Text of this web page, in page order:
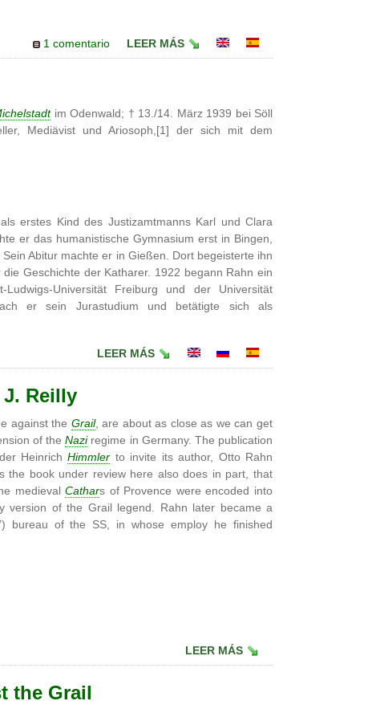
1 comentario LEER MÁS
im Odenwald; † 13./14. März 1939 bei Söll
Mediävist und Ariosoph,[1] der sich mit dem
erstes Kind des Justizamtmanns Karl und Clara
er das humanistische Gymnasium erst in Bingen,
Abitur machte er in Gießen. Dort begeisterte ihn
Geschichte der Katharer. 1922 begann Rahn ein
Universität Freiburg und der Universität
er sein Jurastudium und betätigte sich als
LEER MÁS
J. Reilly
against the Grail, are about as close as we can get
of theNaziregime in Germany. The publication
HeinrichHimmler to invite its author, Otto Rahn
the book under review here also does in part, that
medievalCathars of Provence were encoded into
version of the Grail legend. Rahn later became a
bureau of the SS, in whose employ he finished
LEER MÁS
the Grail